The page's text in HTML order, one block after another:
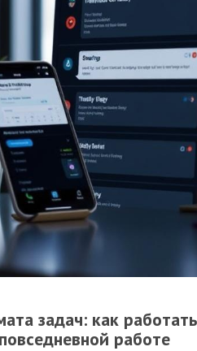
задач: как
работе